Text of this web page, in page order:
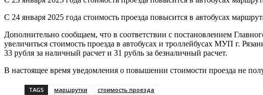
С 24 января 2025 года стоимость проезда повысится в автобусах
Дополнительно сообщаем, что в соответствии с постановлением
увеличиться стоимость проезда в автобусах и троллейбусах МУП г.
33 рубля за наличный расчет и 31 рубль за безналичный расчет.
В настоящее время уведомления о повышении стоимости проезда не
TAGS маршрутки стоимость проезда